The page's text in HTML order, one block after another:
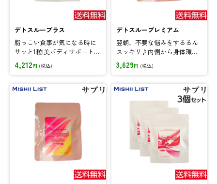
デトスループラス
脂っこい食事が気になる時に
サッと1粒!美ボディサポート成
分配合のデトスループラス!
4,212円 (税込)
デトスループレミアム
翌朝、不要な悩みをするるん
スッキリ♪内側から身体環境
を整えるサプリメント!
3,629円 (税込)